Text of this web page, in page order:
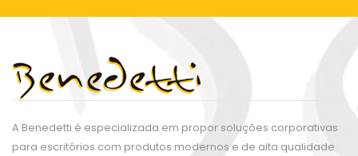
A Benedetti é especializada em propor soluções corporativas
para escritórios com produtos modernos e de alta qualidade.